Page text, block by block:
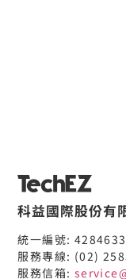
科益國際股份有
統一編號:
服務專線: (02)
服務信箱: